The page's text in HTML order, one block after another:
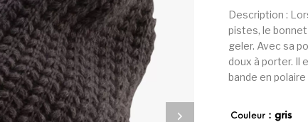
Description :
pistes, le bonnet
geler. Avec sa
doux à porter. Il
bande en
Couleur : gris